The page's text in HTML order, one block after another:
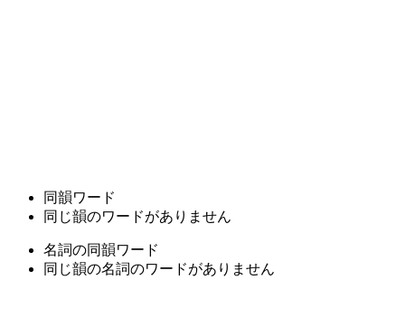
同韻ワード
同じ韻のワードがありません
名詞の同韻ワード
同じ韻の名詞のワードがありません